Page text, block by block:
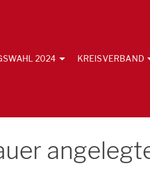
2024 KREISVERBAND